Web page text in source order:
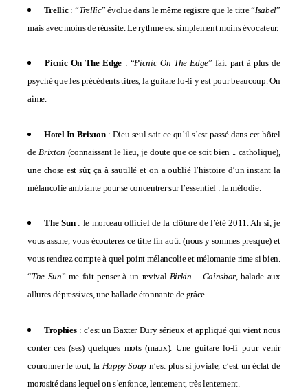
Trellic: “Trellic” évolue dans le même registre que le titre “Isabel”
mais avec moins de réussite. Le rythme est simplement moins évocateur.
Picnic On The Edge: “Picnic On The Edge” fait part à plus de
psyché que les précédents titres, la guitare lo-fi y est pour beaucoup. On
aime.
Hotel In Brixton: Dieu seul sait ce qu’il s’est passé dans cet hôtel
de Brixton (connaissant le lieu, je doute que ce soit bien .. catholique),
une chose est sûr, ça à sautillé et on a oublié l’histoire d’un instant la
mélancolie ambiante pour se concentrer sur l’essentiel : la mélodie.
The Sun: le morceau officiel de la clôture de l’été 2011. Ah si, je
vous assure, vous écouterez ce titre fin août (nous y sommes presque) et
vous rendrez compte à quel point mélancolie et mélomanie rime si bien.
“The Sun” me fait penser à un revival Birkin – Gainsbar, balade aux
allures dépressives, une ballade étonnante de grâce.
Trophies: c’est un Baxter Dury sérieux et appliqué qui vient nous
conter ces (ses) quelques mots (maux). Une guitare lo-fi pour venir
couronner le tout, la Happy Soup n’est plus si joviale, c’est un éclat de
morosité dans lequel on s’enfonce, lentement, très lentement.